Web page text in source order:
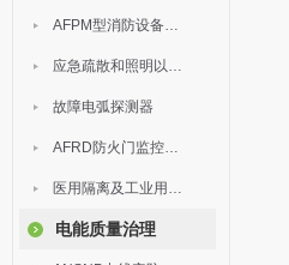
AFPM型消防设备电源监控系统
应急疏散和照明以及灯具
故障电弧探测器
AFRD防火门监控系统
医用隔离及工业用电绝缘检测
电能质量治理